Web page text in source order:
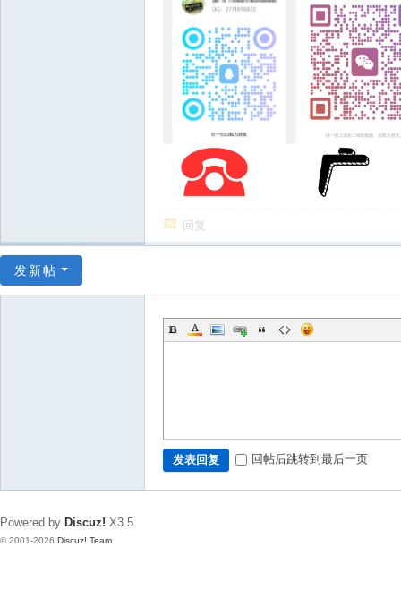
回复
发新帖
发表回复 回帖后跳转到最后一页
Powered by Discuz! X3.5
© 2001-2026 Discuz! Team